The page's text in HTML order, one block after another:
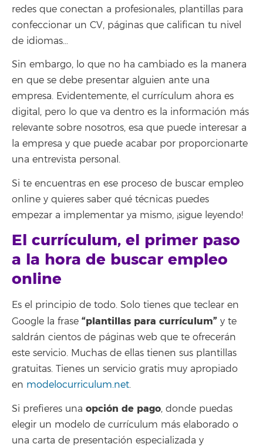
redes que conectan a profesionales, plantillas para
confeccionar un CV, páginas que califican tu nivel
de idiomas…
Sin embargo, lo que no ha cambiado es la manera
en que se debe presentar alguien ante una
empresa. Evidentemente, el currículum ahora es
digital, pero lo que va dentro es la información más
relevante sobre nosotros, esa que puede interesar a
la empresa y que puede acabar por proporcionarte
una entrevista personal.
Si te encuentras en ese proceso de buscar empleo
online y quieres saber qué técnicas puedes
empezar a implementar ya mismo, ¡sigue leyendo!
El currículum, el primer paso
a la hora de buscar empleo
online
Es el principio de todo. Solo tienes que teclear en
Google la frase “plantillas para currículum” y te
saldrán cientos de páginas web que te ofrecerán
este servicio. Muchas de ellas tienen sus plantillas
gratuitas. Tienes un servicio gratis muy apropiado
en modelocurriculum.net.
Si prefieres una opción de pago, donde puedas
elegir un modelo de currículum más elaborado o
una carta de presentación especializada y